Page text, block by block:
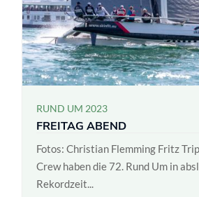
RUND UM 2023
FREITAG ABEND
Fotos: Christian Flemming Fritz
Crew haben die 72. Rund Um in
Rekordzeit...